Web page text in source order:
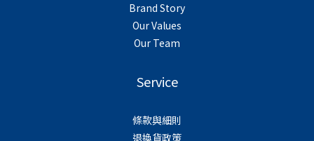
Brand Story
Our Values
Our Team
Service
條款與細則
退換貨政策